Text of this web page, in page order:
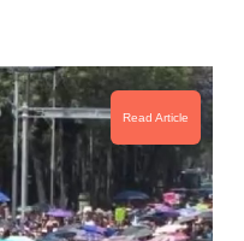
Read Article